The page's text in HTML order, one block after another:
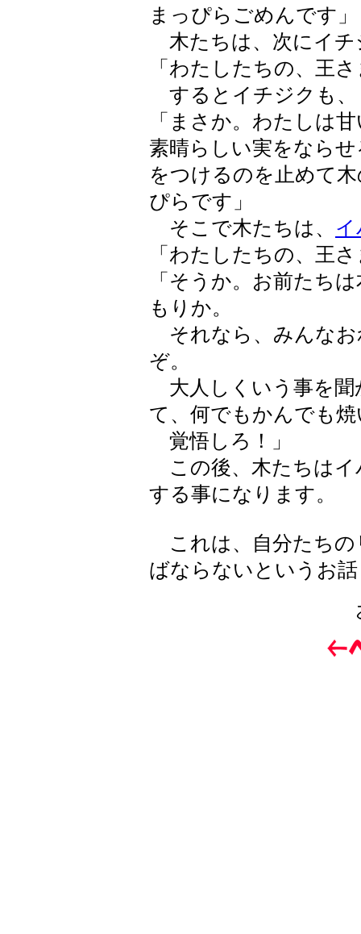
まっぴらごめんです」
木たちは、次にイチ
「わたしたちの、王
するとイチジクも、
「まさか。わたしは
素晴らしい実をなら
をつけるのを止めて
ぴらです」
そこで木たちは、
「わたしたちの、王
「そうか。お前たち
もりか。
それなら、みんなお
ぞ。
大人しくいう事を聞
て、何でもかんでも
覚悟しろ！」
この後、木たちはイ
する事になります。
これは、自分たちの
ばならないというお